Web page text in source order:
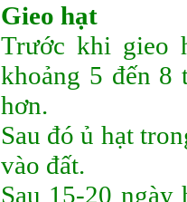
Gieo hạt
Trước khi gieo
khoảng 5 đến 8
hơn.
Sau đó ủ hạt
vào đất.
Sau 15-20